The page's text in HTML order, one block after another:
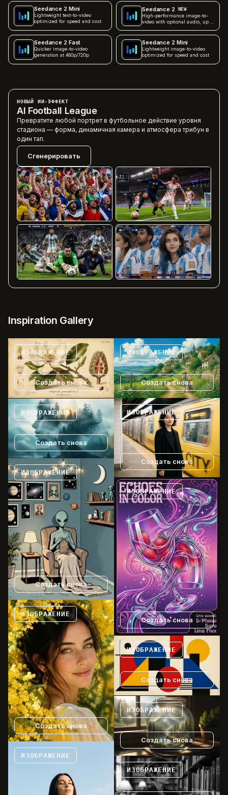
Seedance 2 Mini
Lightweight text-to-video
optimized for speed and cost
Seedance 2 NEW
High-performance image-to-
video with optional audio, up to
Seedance 2 Fast
Quicker image-to-video
generation at 480p/720p
Seedance 2 Mini
Lightweight image-to-video
optimized for speed and cost
НОВЫЙ ИИ-ЭФФЕКТ
AI Football League
Превратите любой портрет в футбольное действие уровня
стадиона — форма, динамичная камера и атмосфера трибун в
один тап.
Сгенерировать
Inspiration Gallery
ИЗОБРАЖЕНИЕ
Создать снова
ИЗОБРАЖЕНИЕ
Создать снова
ИЗОБРАЖЕНИЕ
Создать снова
ИЗОБРАЖЕНИЕ
Создать снова
ИЗОБРАЖЕНИЕ
ИЗОБРАЖЕНИЕ
Создать снова
ИЗОБРАЖЕНИЕ
Создать снова
ИЗОБРАЖЕНИЕ
Создать снова
ИЗОБРАЖЕНИЕ
Создать снова
ИЗОБРАЖЕНИЕ
Создать снова
ИЗОБРАЖЕНИЕ